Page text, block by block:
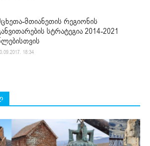
მთიანეთის რეგიონის
სტრატეგია 2014-2021
18:34